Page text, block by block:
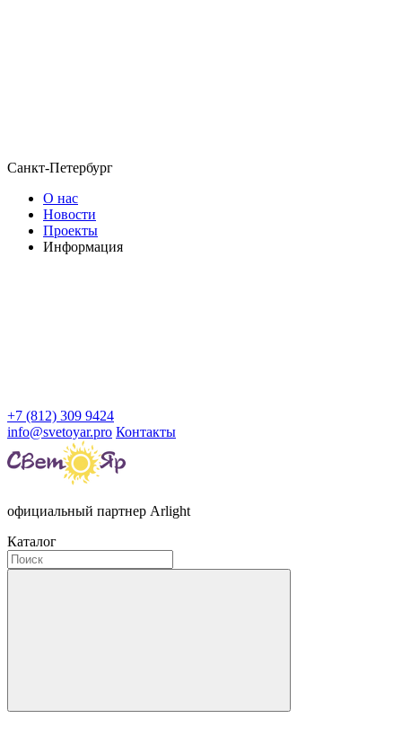
Санкт-Петербург
О нас
Новости
Проекты
Информация
+7 (812) 309 9424
info@svetoyar.pro Контакты
официальный партнер Arlight
Каталог